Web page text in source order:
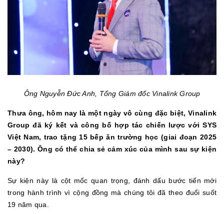
Ông Nguyễn Đức Anh, Tổng Giám đốc Vinalink Group
Thưa ông, hôm nay là một ngày vô cùng đặc biệt, Vinalink
Group đã ký kết và công bố hợp tác chiến lược với SYS
Việt Nam, trao tặng 15 bếp ăn trường học (giai đoạn 2025
– 2030). Ông có thể chia sẻ cảm xúc của mình sau sự kiện
này?
Sự kiện này là cột mốc quan trọng, đánh dấu bước tiến mới
trong hành trình vì cộng đồng mà chúng tôi đã theo đuổi suốt
19 năm qua.